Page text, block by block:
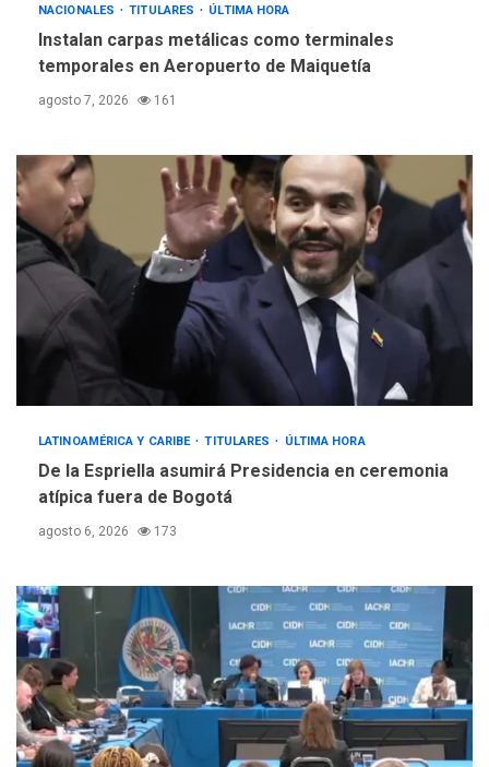
NACIONALES TITULARES ÚLTIMA HORA
Instalan carpas metálicas como terminales
temporales en Aeropuerto de Maiquetía
agosto 7, 2026 161
LATINOAMÉRICA Y CARIBE TITULARES ÚLTIMA HORA
De la Espriella asumirá Presidencia en ceremonia
atípica fuera de Bogotá
agosto 6, 2026 173